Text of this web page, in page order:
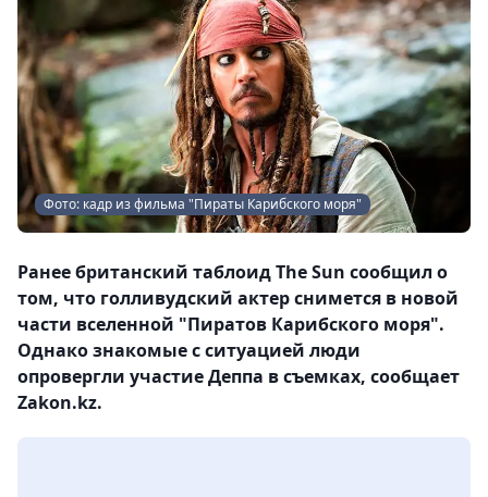
Фото: кадр из фильма "Пираты Карибского моря"
Ранее британский таблоид The Sun сообщил о
том, что голливудский актер снимется в новой
части вселенной "Пиратов Карибского моря".
Однако знакомые с ситуацией люди
опровергли участие Деппа в съемках, сообщает
Zakon.kz.